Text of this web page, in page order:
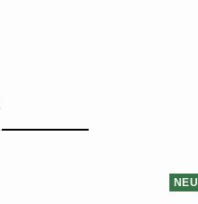
NEU